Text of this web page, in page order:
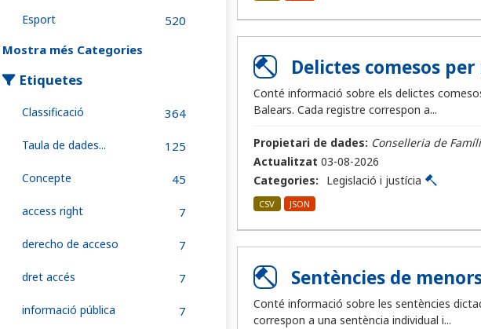
Esport
520
Mostra més Categories
Etiquetes
Classificació 364
Taula de dades... 125
Concepte 45
access right 7
derecho de acceso 7
dret accés 7
informació pública 7
Delictes comesos
Conté informació sobre els delictes
Balears. Cada registre correspon a...
Propietari de dades: Conselleria de
Actualitzat 03-08-2026
Categories:
Legislació i justícia
CSV JSON
Sentències de
Conté informació sobre les sentències
correspon a una sentència individual i...